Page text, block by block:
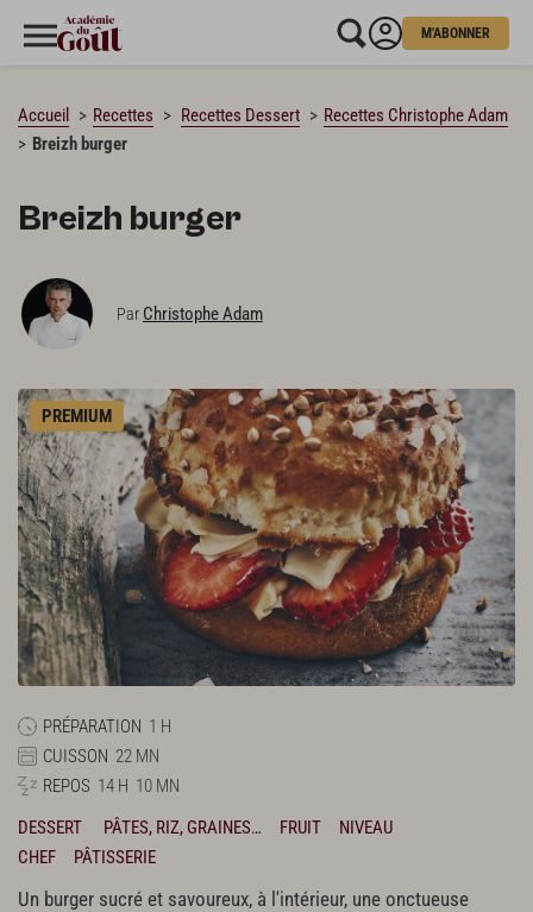
M'ABONNER
Accueil Recettes Recettes Dessert
Recettes Christophe Adam
Breizh burger
Breizh burger
Par Christophe Adam
PREMIUM
PRÉPARATION 1 H
CUISSON 22 MN
REPOS 14 H 10 MN
DESSERT
PÂTES, RIZ, GRAINES… FRUIT
NIVEAU
CHEF
PÂTISSERIE
Un burger sucré et savoureux, à l'intérieur, une onctueuse
CHARGEMENT…